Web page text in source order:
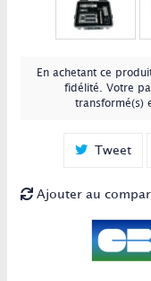
En achetant ce
fidélité . Votre
transformé(s)
Tweet
Ajouter au